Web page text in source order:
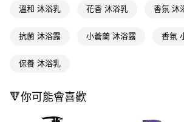
１．簡單：不需註冊會員、不需綁卡、不需儲值。
３．安心：先確認商品／服務後，再付款。
１．於結帳方式選擇「AFTEE先享後付」後，將跳
３．收到繳費通知簡訊後14天內，點擊此簡訊中的連
※ 請注意：結帳手續完成當下不需立刻繳費，但若
全家取貨付款
每筆NT$65，滿NT$390(含以上)免運費
萊爾富取貨付款
溫和 沐浴乳 花香 沐浴乳 香氛 沐
抗菌 沐浴露 小蒼蘭 沐浴露 香氛
保養 沐浴乳
🔻你可能會喜歡